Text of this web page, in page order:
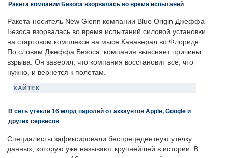
Ракета компании Безоса взорвалась во время испытаний
Ракета-носитель New Glenn компании Blue Origin Джеффа
Безоса взорвалась во время испытаний силовой установки
на стартовом комплексе на мысе Канаверал во Флориде.
По словам Джеффа Безоса, компания выясняет причины
взрыва. Он заверил, что компания восстановит все, что
нужно, и вернется к полетам.
ХАЙТЕК
В сеть утекли 16 млрд паролей от аккаунтов Apple, Google и
других сервисов
Специалисты зафиксировали беспрецедентную утечку
данных, которую уже называют крупнейшей в истории. В